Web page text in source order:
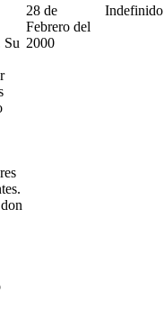
28 de
Febrero del
2000
Indefinido